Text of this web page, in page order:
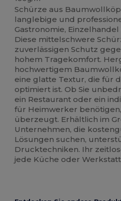
Schürze aus
langlebige und
Gastronomie,
Diese mittelschwere
zuverlässigen Schutz
hohem Tragekomfort.
hochwertigem
eine glatte Textur, die für
optimiert ist. Ob Sie
ein Restaurant oder ein
für Heimwerker
überzeugt. Erhältlich im
Unternehmen, die
Lösungen suchen,
Drucktechniken. Ihr
jede Küche oder